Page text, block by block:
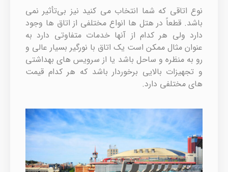
نوع اتاقی که شما انتخاب می کنید نیز بی‌تأثیر نمی
باشد.‌ قطعاً در هتل ها انواع مختلفی از اتاق ها وجود
دارد ولی هر کدام از آنها خدمات متفاوتی دارد به
عنوان مثال ممکن است یک اتاق با نورگیر بسیار عالی و
رو به منظره و ساحل باشد یا از سرویس های بهداشتی
و تجهیزات بالایی برخوردار باشد که هر کدام قیمت
های مختلفی دارد.